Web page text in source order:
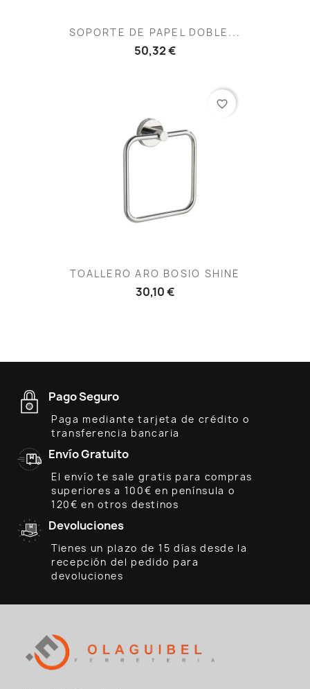
SOPORTE DE PAPEL DOBLE...
50,32 €
TOALLERO ARO BOSIO SHINE
30,10 €
favorite_border
Pago Seguro
Paga mediante tarjeta de crédito o
transferencia bancaria
Envío Gratuito
El envío te sale gratis para compras
superiores a 100€ en península o
120€ en otros destinos
Devoluciones
Tienes un plazo de 15 días desde la
recepción del pedido para
devoluciones